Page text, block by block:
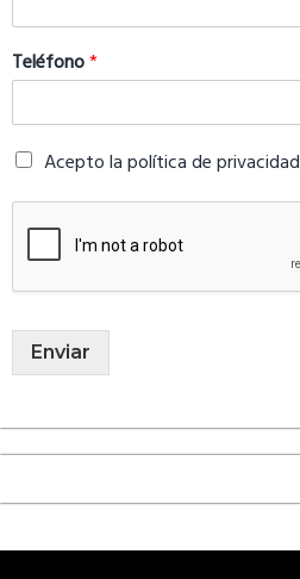
Teléfono*
Acepto la política de privacidad
Enviar